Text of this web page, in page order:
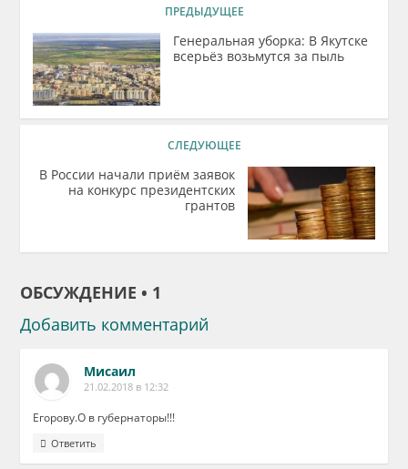
ПРЕДЫДУЩЕЕ
Генеральная уборка: В Якутске
всерьёз возьмутся за пыль
СЛЕДУЮЩЕЕ
В России начали приём заявок
на конкурс президентских
грантов
ОБСУЖДЕНИЕ • 1
Добавить комментарий
Мисаил
21.02.2018 в 12:32
Егорову.О в губернаторы!!!
Ответить